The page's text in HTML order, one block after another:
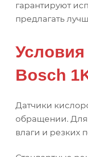
гарантируют
предлагать
Условия
Bosch
Датчики
обращении. Для
влаги и резких